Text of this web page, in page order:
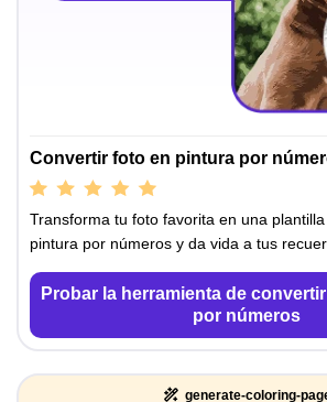
Convertir foto en pintura por
Transforma tu foto favorita en una
pintura por números y da vida a tus
Probar la herramienta de
por números
generate-coloring-